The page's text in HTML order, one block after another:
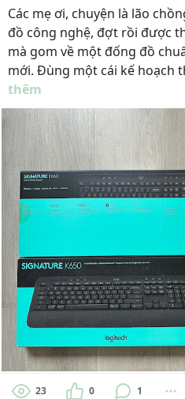
Các mẹ ơi, chuyện là lão
đồ công nghệ, đợt rồi được
mà gom về một đống đồ
mới. Đùng một cái kế hoạch
thêm
23 0 1